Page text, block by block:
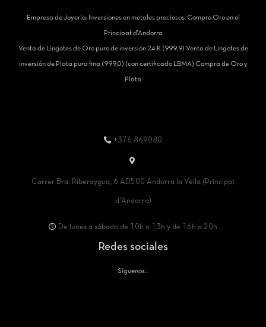
Empresa de Joyería, Inversiones en metales preciosos. Compro Oro en el
Principat d'Andorra
Venta de Lingotes de Oro puro de inversión 24 K (999,9) Venta de Lingotes de
inversión de Plata pura fina (999,0) (con certificado LBMA) Compra de Oro y
Plata
+376 869080
Carrer Bra. Riberaygua, 6 AD500 Andorra la Vella (Principat
d'Andorra)
De lunes a sábado de 10h a 13h y de 16h a 20h
Redes sociales
Síguenos...